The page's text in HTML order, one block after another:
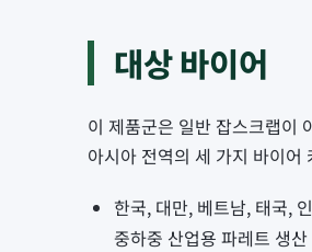
대상 바이어
이 제품군은 일반 잡스크랩이
아시아 전역의 세 가지 바이
한국, 대만, 베트남, 태국,
중하중 산업용 파레트 생산